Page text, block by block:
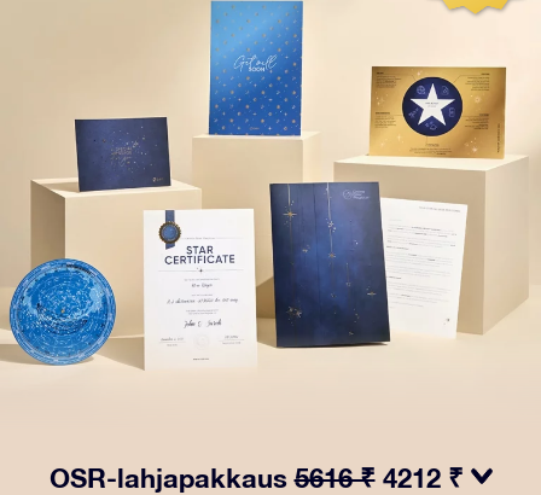
OSR-lahjapakkaus5616 ₹ 4212 ₹